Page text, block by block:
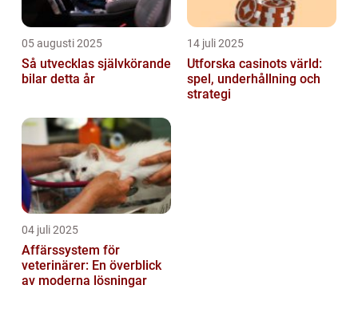
05 augusti 2025
Så utvecklas självkörande
bilar detta år
14 juli 2025
Utforska casinots värld:
spel, underhållning och
strategi
04 juli 2025
Affärssystem för
veterinärer: En överblick
av moderna lösningar